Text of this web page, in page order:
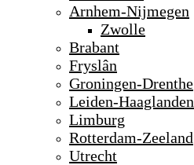
Arnhem-Nijmegen
Zwolle
Brabant
Fryslân
Groningen-Drenthe
Leiden-Haaglanden
Limburg
Rotterdam-Zeeland
Utrecht